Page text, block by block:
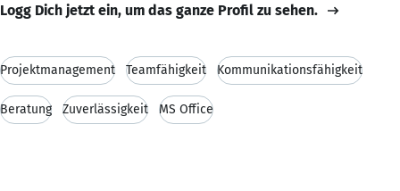
Logg Dich jetzt ein, um das ganze Profil zu sehen.
Projektmanagement Teamfähigkeit Kommunikationsfähigkeit
Beratung Zuverlässigkeit MS Office